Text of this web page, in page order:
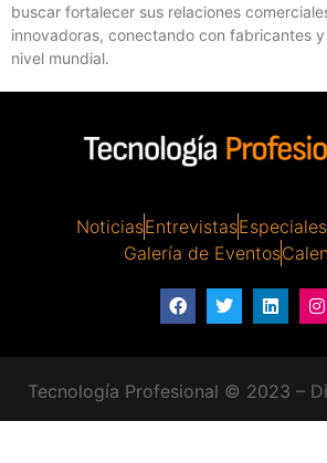
buscar fortalecer sus relaciones
innovadoras, conectando con fabricantes
nivel mundial.
NoticiasEntrevistasEspeciales
Galería de Eventos
Tecnología Profesional © 2023 –